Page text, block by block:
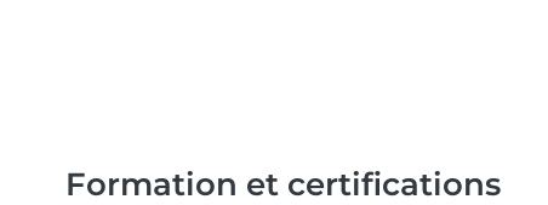
Formation et certifications